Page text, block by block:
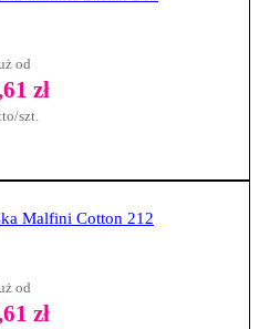
od
zł
szt.
Malfini Cotton 212
od
zł